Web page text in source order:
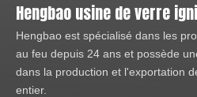
Hengbao usine de verre
Hengbao est spécialisé dans les
au feu depuis 24 ans et possède
dans la production et l'exportation
entier.